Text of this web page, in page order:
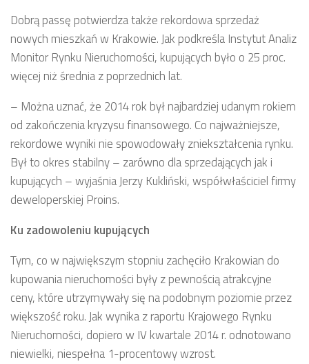
Dobrą passę potwierdza także rekordowa sprzedaż
nowych mieszkań w Krakowie. Jak podkreśla Instytut Analiz
Monitor Rynku Nieruchomości, kupujących było o 25 proc.
więcej niż średnia z poprzednich lat.
– Można uznać, że 2014 rok był najbardziej udanym rokiem
od zakończenia kryzysu finansowego. Co najważniejsze,
rekordowe wyniki nie spowodowały zniekształcenia rynku.
Był to okres stabilny – zarówno dla sprzedających jak i
kupujących – wyjaśnia Jerzy Kukliński, współwłaściciel firmy
deweloperskiej Proins.
Ku zadowoleniu kupujących
Tym, co w największym stopniu zachęciło Krakowian do
kupowania nieruchomości były z pewnością atrakcyjne
ceny, które utrzymywały się na podobnym poziomie przez
większość roku. Jak wynika z raportu Krajowego Rynku
Nieruchomości, dopiero w IV kwartale 2014 r. odnotowano
niewielki, niespełna 1-procentowy wzrost.